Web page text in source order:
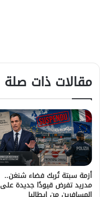
مقالات ذات صلة
أزمة سبتة تُربك فضاء شنغن..
مدريد تفرض قيودًا جديدة على